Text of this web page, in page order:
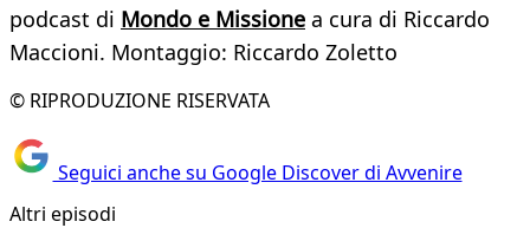
podcast di Mondo e Missione a cura di Riccardo
Maccioni. Montaggio: Riccardo Zoletto
© RIPRODUZIONE RISERVATA
Seguici anche su Google Discover di Avvenire
Altri episodi